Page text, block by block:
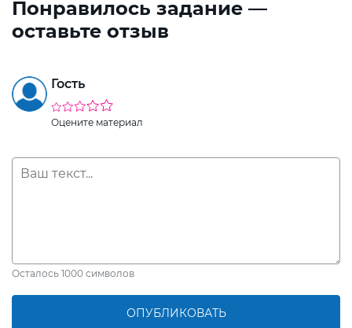
Понравилось задание —
оставьте отзыв
Гость
Оцените материал
Осталось 1000 символов
ОПУБЛИКОВАТЬ